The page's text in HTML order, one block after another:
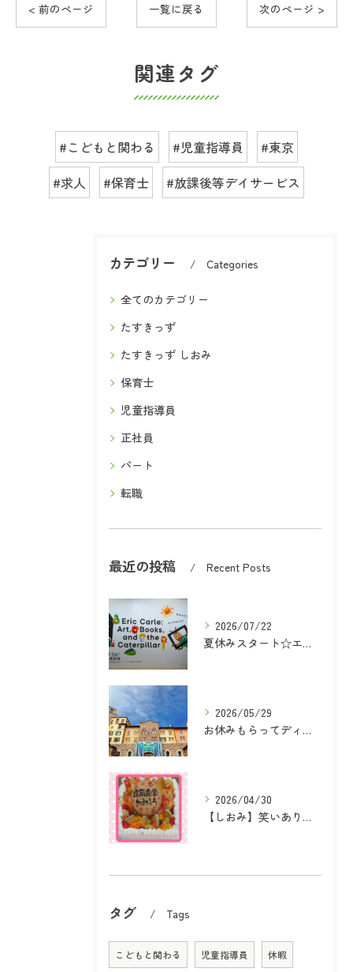
< 前のページ 一覧に戻る 次のページ >
関連タグ
#こどもと関わる #児童指導員
#東京
#求人
#保育士 #放課後等デイサービス
カテゴリー Categories
全てのカテゴリー
たすきっず
たすきっず しおみ
保育士
児童指導員
正社員
パート
転職
最近の投稿 Recent Posts
2026/07/22
夏休みスタート☆エリックカール展に行ってきた！
2026/05/29
お休みもらってディズニーシーへ行ってきました！
2026/04/30
【しおみ】笑いあり、感動あり！『進学・進級おめでとうの会』を開催しました♪
タグ Tags
こどもと関わる 児童指導員 休暇